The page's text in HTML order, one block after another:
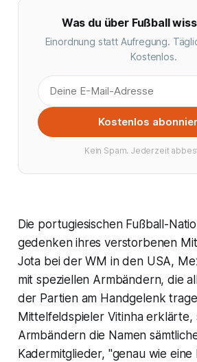
Was du über Fußball
Einordnung statt Aufregung.
Kostenlos.
Kostenlos
Kein Spam. Jederzeit
Die portugiesischen Fußball-
gedenken ihres verstorbenen
Jota bei der WM in den USA,
mit speziellen Armbändern, die
der Partien am Handgelenk
Mittelfeldspieler Vitinha erklärte,
Armbändern die Namen
Kadermitglieder, "genau wie